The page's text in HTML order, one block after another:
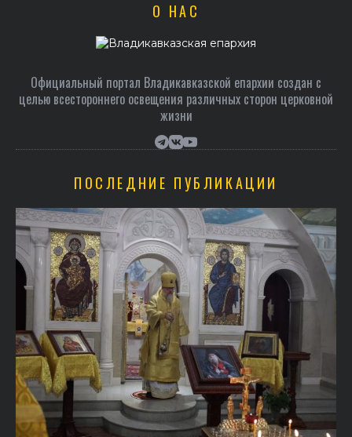
О НАС
Официальный портал Владикавказской епархии создан c
целью всестороннего освещения различных сторон церковной
жизни
ПОСЛЕДНИЕ ПУБЛИКАЦИИ